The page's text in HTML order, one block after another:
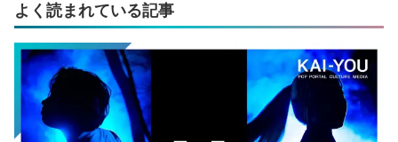
よく読まれている記事